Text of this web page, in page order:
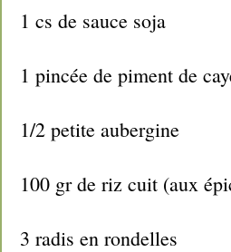
1 cs de sauce soja
1 pincée de piment de
1/2 petite aubergine
100 gr de riz cuit (aux
3 radis en rondelles